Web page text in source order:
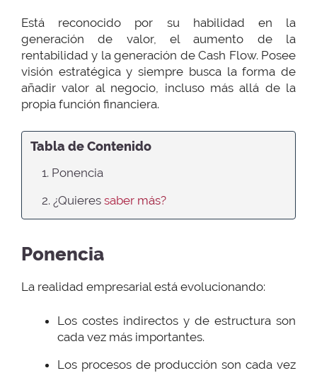
Está reconocido por su habilidad en la
generación de valor, el aumento de la
rentabilidad y la generación de Cash Flow. Posee
visión estratégica y siempre busca la forma de
añadir valor al negocio, incluso más allá de la
propia función financiera.
Tabla de Contenido
1. Ponencia
2. ¿Quieres saber más?
Ponencia
La realidad empresarial está evolucionando:
Los costes indirectos y de estructura son
cada vez más importantes.
Los procesos de producción son cada vez